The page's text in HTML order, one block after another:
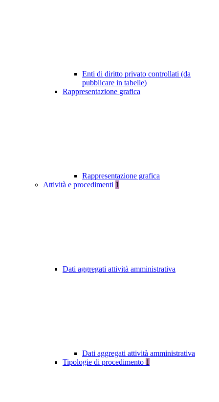
Enti di diritto privato controllati (da
pubblicare in tabelle)
Rappresentazione grafica
Rappresentazione grafica
Attività e procedimenti 1
Dati aggregati attività amministrativa
Dati aggregati attività amministrativa
Tipologie di procedimento 1